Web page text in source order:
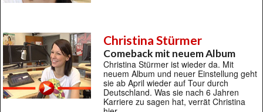
Christina Stürmer
Comeback mit neuem Album
Christina Stürmer ist wieder da. Mit
neuem Album und neuer Einstellung geht
sie ab April wieder auf Tour durch
Deutschland. Was sie nach 6 Jahren
Karriere zu sagen hat, verrät Christina